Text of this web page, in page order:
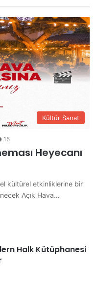
Kültür Sanat
15
Heyecanı
kültürel etkinliklerine bir
Açık Hava…
Halk Kütüphanesi